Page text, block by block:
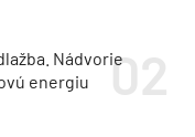
Nádvorie
energiu